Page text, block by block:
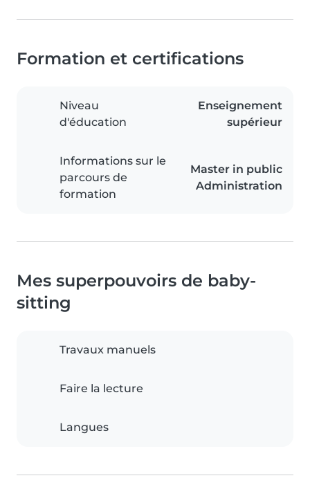
Formation et certifications
Niveau
d'éducation
Enseignement
supérieur
Informations sur le
parcours de
formation
Master in public
Administration
Mes superpouvoirs de baby-
sitting
Travaux manuels
Faire la lecture
Langues